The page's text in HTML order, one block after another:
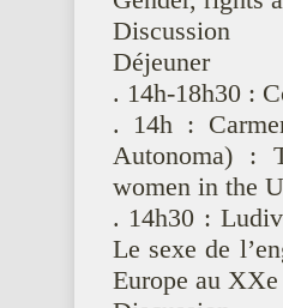
Discussion
Déjeuner
. 14h-18h30 :
. 14h :
Autonoma) :
women in the
. 14h30 :
Le sexe de
Europe au